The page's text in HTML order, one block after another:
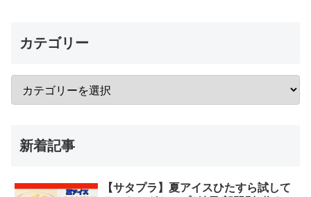
カテゴリー
新着記事
【サタプラ】夏アイスひたすら試して